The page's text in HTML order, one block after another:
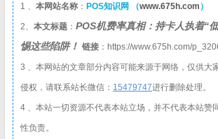
1 、 本网站名称 ： POS知识网 （www.675h.com ）
2、 本文标题 ： POS机费率真相：持卡人执着“
惕这些陷阱！ 链接 ：https://www.675h.com/
3 、本网站的文章部分内容可能来源于网络，仅供大
侵权，请联系站长微信： 1 5479747进行删除处理。
4 、本站一切资源不代表本站立场，并不代表本站赞
性负责。